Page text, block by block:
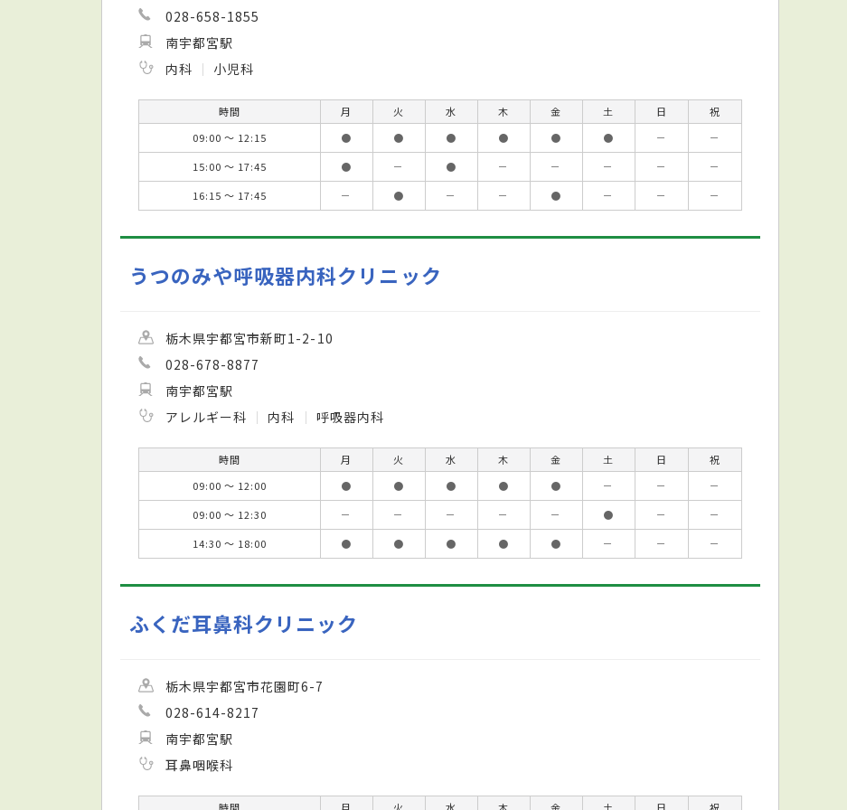
028-658-1855
南宇都宮駅
内科
小児科
時間 月 火 水 木 金 土 日
祝
09:00 ～ 12:15
● ● ● ● ● ● －
－
15:00 ～ 17:45
● － ● － － － －
－
16:15 ～ 17:45
－ ● － － ● － － －
うつのみや呼吸器内科クリニック
栃木県宇都宮市新町1-2-10
028-678-8877
南宇都宮駅
アレルギー科
内科 呼吸器内科
時間 月 火 水 木 金 土 日
祝
09:00 ～ 12:00
● ● ● ● ● － －
－
09:00 ～ 12:30
－ － － － － ● －
－
14:30 ～ 18:00
● ● ● ● ● － － －
ふくだ耳鼻科クリニック
栃木県宇都宮市花園町6-7
028-614-8217
南宇都宮駅
耳鼻咽喉科